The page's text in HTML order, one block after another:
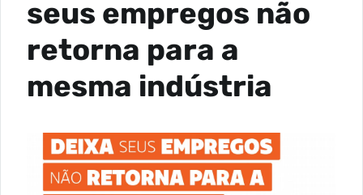
seus empregos não
retorna para a
mesma indústria